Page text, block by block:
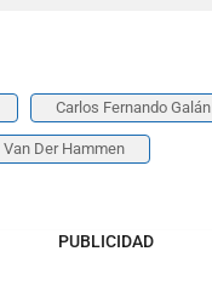
Carlos Fernando Galán
Der Hammen
PUBLICIDAD